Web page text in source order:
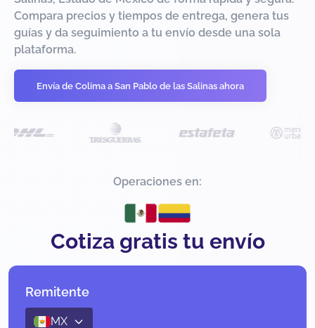
Compara precios y tiempos de entrega, genera tus
guías y da seguimiento a tu envío desde una sola
plataforma.
Envía de Colima a San Pablo de las Salinas ahora
Operaciones en:
Cotiza gratis tu envío
Remitente
MX